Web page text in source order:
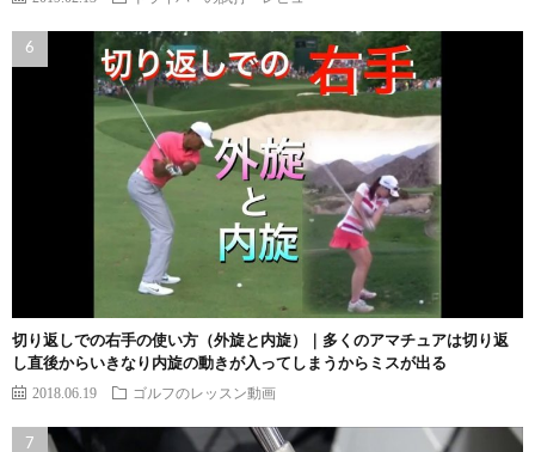
切り返しでの右手の使い方（外旋と内旋）｜多くのアマチュアは切り返
し直後からいきなり内旋の動きが入ってしまうからミスが出る
2018.06.19 ゴルフのレッスン動画